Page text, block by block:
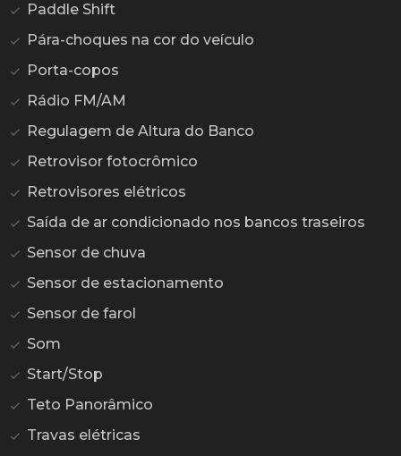
Paddle Shift
Pára-choques na cor do veículo
Porta-copos
Rádio FM/AM
Regulagem de Altura do Banco
Retrovisor fotocrômico
Retrovisores elétricos
Saída de ar condicionado nos bancos traseiros
Sensor de chuva
Sensor de estacionamento
Sensor de farol
Som
Start/Stop
Teto Panorâmico
Travas elétricas